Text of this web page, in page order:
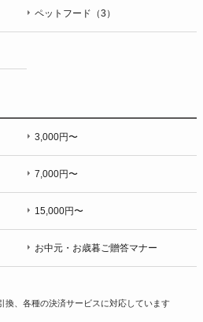
ペットフード（3）
3,000円〜
7,000円〜
15,000円〜
お中元・お歳暮ご贈答マナー
換、各種の決済サービスに対応しています